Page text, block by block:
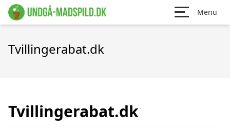
Menu
Tvillingerabat.dk
Tvillingerabat.dk